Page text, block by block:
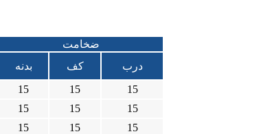
ضخامت
بدنه کف
درب
15 15
15
15 15
15
15 15
15